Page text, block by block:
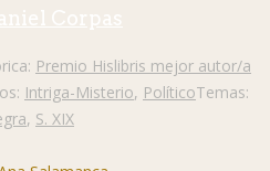
Corpas
Premio Hislibris mejor autor/a
Intriga-Misterio, PolíticoTemas:
, S. XIX